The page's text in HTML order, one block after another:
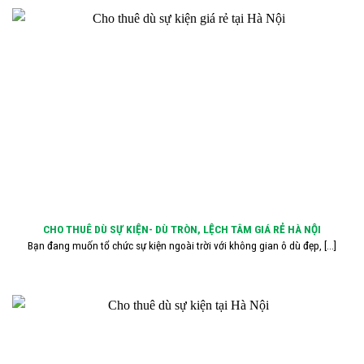
CHO THUÊ DÙ SỰ KIỆN- DÙ TRÒN, LỆCH TÂM GIÁ RẺ HÀ NỘI
Bạn đang muốn tổ chức sự kiện ngoài trời với không gian ô dù đẹp, [...]